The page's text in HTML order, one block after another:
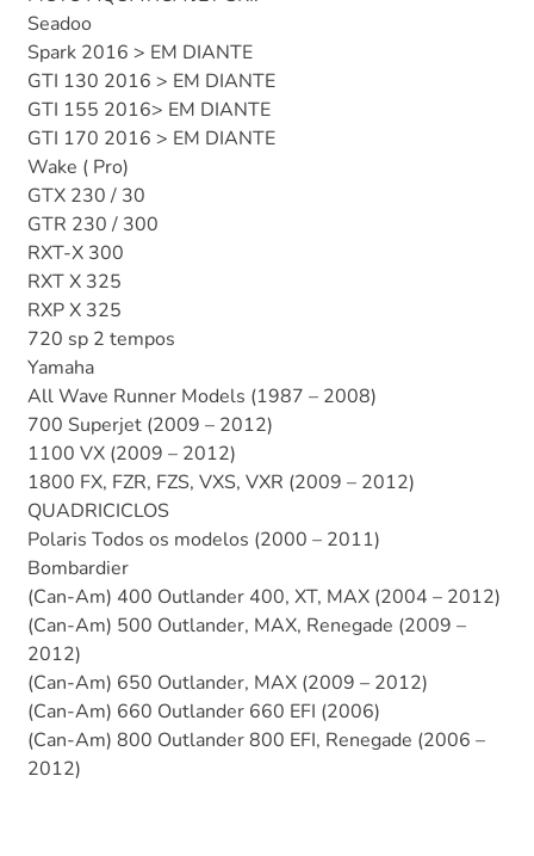
Seadoo
Spark 2016 > EM DIANTE
GTI 130 2016 > EM DIANTE
GTI 155 2016> EM DIANTE
GTI 170 2016 > EM DIANTE
Wake ( Pro)
GTX 230 / 30
GTR 230 / 300
RXT-X 300
RXT X 325
RXP X 325
720 sp 2 tempos
Yamaha
All Wave Runner Models (1987 – 2008)
700 Superjet (2009 – 2012)
1100 VX (2009 – 2012)
1800 FX, FZR, FZS, VXS, VXR (2009 – 2012)
QUADRICICLOS
Polaris Todos os modelos (2000 – 2011)
Bombardier
(Can-Am) 400 Outlander 400, XT, MAX (2004 – 2012)
(Can-Am) 500 Outlander, MAX, Renegade (2009 –
2012)
(Can-Am) 650 Outlander, MAX (2009 – 2012)
(Can-Am) 660 Outlander 660 EFI (2006)
(Can-Am) 800 Outlander 800 EFI, Renegade (2006 –
2012)